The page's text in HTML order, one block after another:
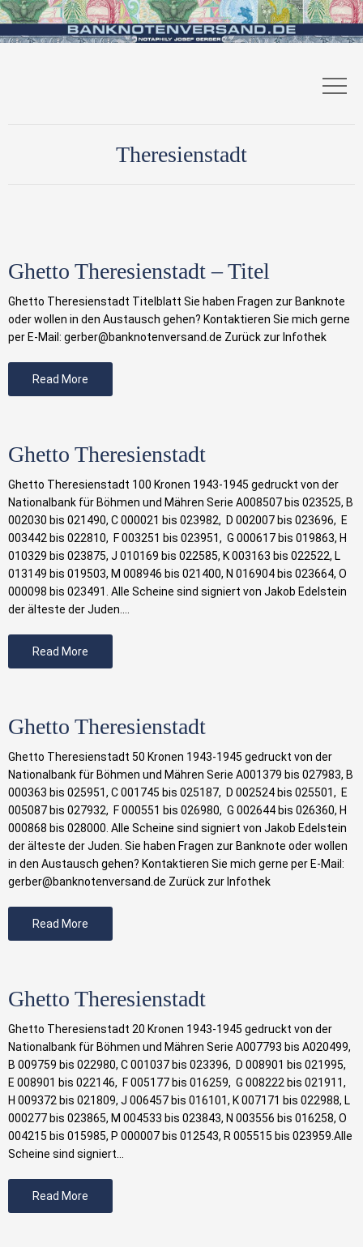
Theresienstadt
Ghetto Theresienstadt – Titel
Ghetto Theresienstadt Titelblatt Sie haben Fragen zur Banknote
oder wollen in den Austausch gehen? Kontaktieren Sie mich gerne
per E-Mail: gerber@banknotenversand.de Zurück zur Infothek
Read More
Ghetto Theresienstadt
Ghetto Theresienstadt 100 Kronen 1943-1945 gedruckt von der
Nationalbank für Böhmen und Mähren Serie A008507 bis 023525, B
002030 bis 021490, C 000021 bis 023982, D 002007 bis 023696, E
003442 bis 022810, F 003251 bis 023951, G 000617 bis 019863, H
010329 bis 023875, J 010169 bis 022585, K 003163 bis 022522, L
013149 bis 019503, M 008946 bis 021400, N 016904 bis 023664, O
000098 bis 023491. Alle Scheine sind signiert von Jakob Edelstein
der älteste der Juden.…
Read More
Ghetto Theresienstadt
Ghetto Theresienstadt 50 Kronen 1943-1945 gedruckt von der
Nationalbank für Böhmen und Mähren Serie A001379 bis 027983, B
000363 bis 025951, C 001745 bis 025187, D 002524 bis 025501, E
005087 bis 027932, F 000551 bis 026980, G 002644 bis 026360, H
000868 bis 028000. Alle Scheine sind signiert von Jakob Edelstein
der älteste der Juden. Sie haben Fragen zur Banknote oder wollen
in den Austausch gehen? Kontaktieren Sie mich gerne per E-Mail:
gerber@banknotenversand.de Zurück zur Infothek
Read More
Ghetto Theresienstadt
Ghetto Theresienstadt 20 Kronen 1943-1945 gedruckt von der
Nationalbank für Böhmen und Mähren Serie A007793 bis A020499,
B 009759 bis 022980, C 001037 bis 023396, D 008901 bis 021995,
E 008901 bis 022146, F 005177 bis 016259, G 008222 bis 021911,
H 009372 bis 021809, J 006457 bis 016101, K 007171 bis 022988, L
000277 bis 023865, M 004533 bis 023843, N 003556 bis 016258, O
004215 bis 015985, P 000007 bis 012543, R 005515 bis 023959.Alle
Scheine sind signiert…
Read More